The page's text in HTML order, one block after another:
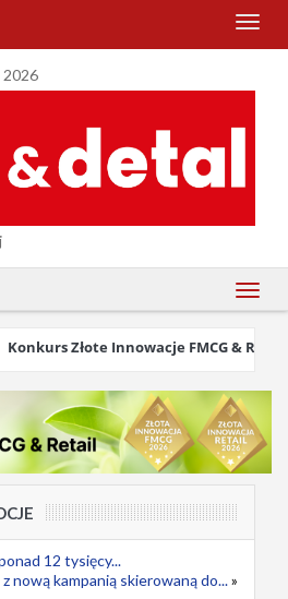
menu
2026
menu
Konkurs Złote Innowacje FMCG &
12 tysięcy...
nową kampanią skierowaną do...»